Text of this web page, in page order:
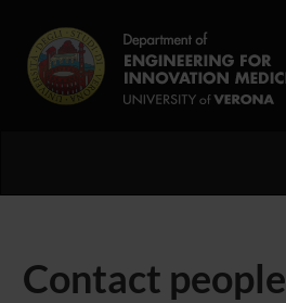
Contact people